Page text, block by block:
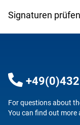
Signaturen prüfen
For questions about
You can find out